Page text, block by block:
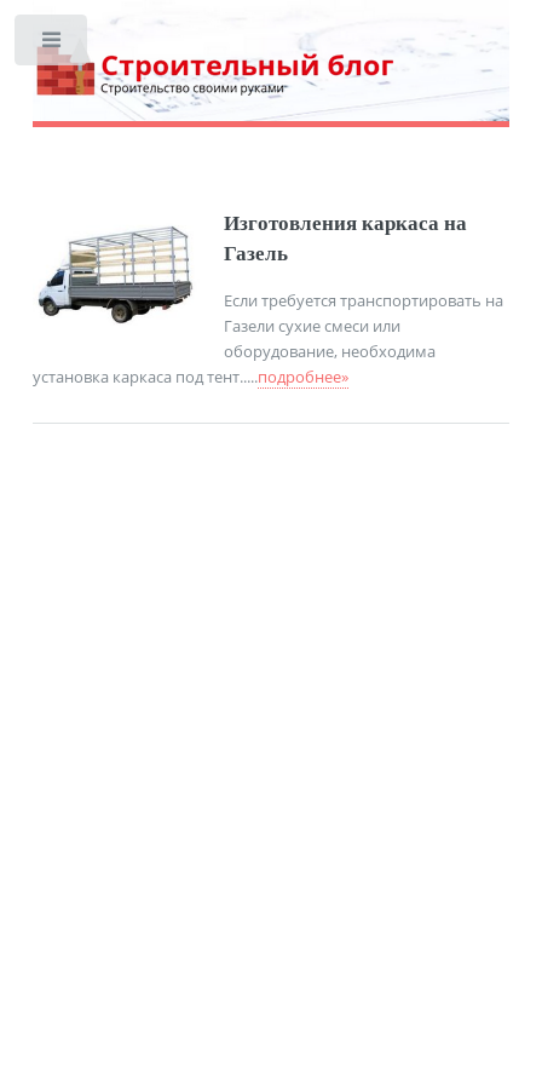
Изготовления каркаса на
Газель
Если требуется транспортировать на
Газели сухие смеси или
оборудование, необходима
установка каркаса под тент.....подробнее»